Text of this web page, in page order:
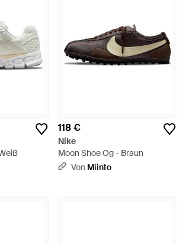
118 €
Nike
Moon Shoe Og - Braun
Von Miinto